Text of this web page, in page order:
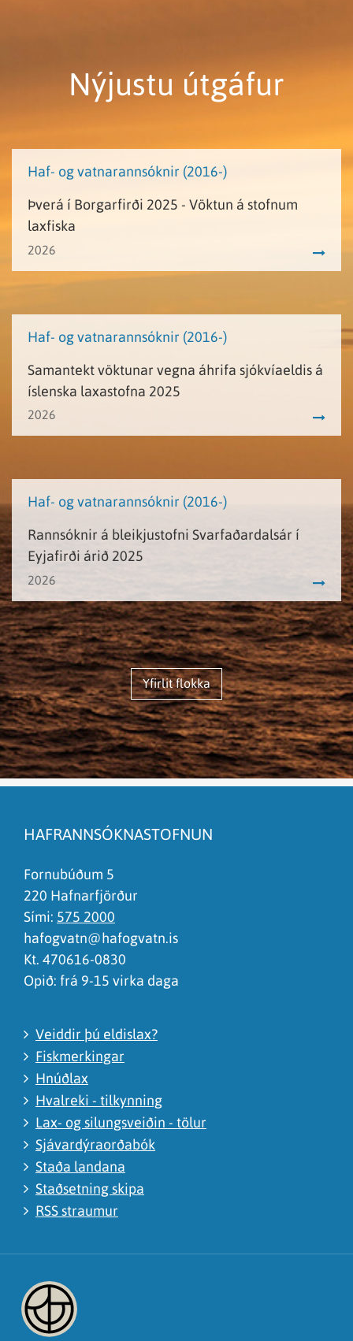
Nýjustu útgáfur
Haf- og vatnarannsóknir (2016-)
Þverá í Borgarfirði 2025 - Vöktun á stofnum
laxfiska
2026
Haf- og vatnarannsóknir (2016-)
Samantekt vöktunar vegna áhrifa sjókvíaeldis á
íslenska laxastofna 2025
2026
Haf- og vatnarannsóknir (2016-)
Rannsóknir á bleikjustofni Svarfaðardalsár í
Eyjafirði árið 2025
2026
Yfirlit flokka
HAFRANNSÓKNASTOFNUN
Fornubúðum 5
220 Hafnarfjörður
Sími: 575 2000
hafogvatn@hafogvatn.is
Kt. 470616-0830
Opið: frá 9-15 virka daga
Veiddir þú eldislax?
Fiskmerkingar
Hnúðlax
Hvalreki - tilkynning
Lax- og silungsveiðin - tölur
Sjávardýraorðabók
Staða landana
Staðsetning skipa
RSS straumur